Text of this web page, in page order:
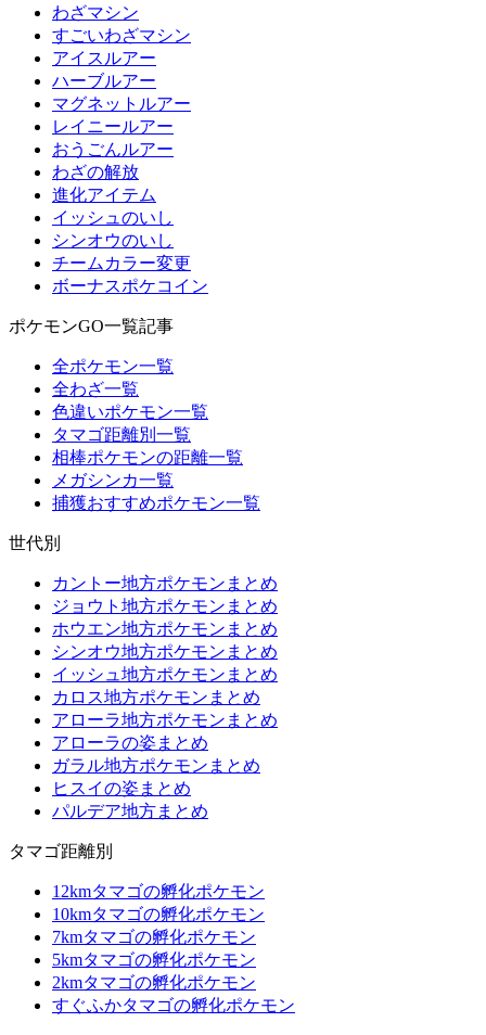
わざマシン
すごいわざマシン
アイスルアー
ハーブルアー
マグネットルアー
レイニールアー
おうごんルアー
わざの解放
進化アイテム
イッシュのいし
シンオウのいし
チームカラー変更
ボーナスポケコイン
ポケモンGO一覧記事
全ポケモン一覧
全わざ一覧
色違いポケモン一覧
タマゴ距離別一覧
相棒ポケモンの距離一覧
メガシンカ一覧
捕獲おすすめポケモン一覧
世代別
カントー地方ポケモンまとめ
ジョウト地方ポケモンまとめ
ホウエン地方ポケモンまとめ
シンオウ地方ポケモンまとめ
イッシュ地方ポケモンまとめ
カロス地方ポケモンまとめ
アローラ地方ポケモンまとめ
アローラの姿まとめ
ガラル地方ポケモンまとめ
ヒスイの姿まとめ
パルデア地方まとめ
タマゴ距離別
12kmタマゴの孵化ポケモン
10kmタマゴの孵化ポケモン
7kmタマゴの孵化ポケモン
5kmタマゴの孵化ポケモン
2kmタマゴの孵化ポケモン
すぐふかタマゴの孵化ポケモン